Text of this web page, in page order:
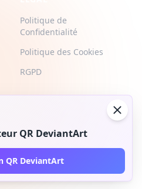
QR DeviantArt
QR DeviantArt
Politique de
Confidentialité
Politique des Cookies
RGPD
Tous droits réservés